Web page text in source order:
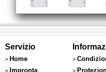
Servizio
> Home
> Impronta
>
>